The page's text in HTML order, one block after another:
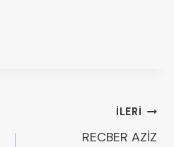
İLERI
RECBER AZİZ